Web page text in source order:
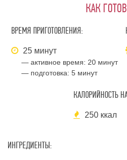
КАК
ВРЕМЯ ПРИГОТОВЛЕНИЯ:
25 минут
— активное время: 20 минут
— подготовка:5 минут
КАЛОРИЙНОСТЬ
250 ккал
ИНГРЕДИЕНТЫ: